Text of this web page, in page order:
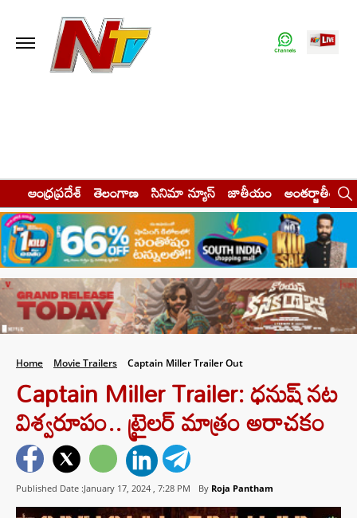
ఆంధ్రప్రదేశ్ తెలంగాణ సినిమా న్యూస్ జాతీయం అంతర్జాతీయం
Home Movie Trailers Captain Miller Trailer Out
Captain Miller Trailer: ధనుష్ నట
విశ్వరూపం.. ట్రైలర్ మాత్రం అరాచకం
Published Date :January 17, 2024 , 7:28 PM By Roja Pantham